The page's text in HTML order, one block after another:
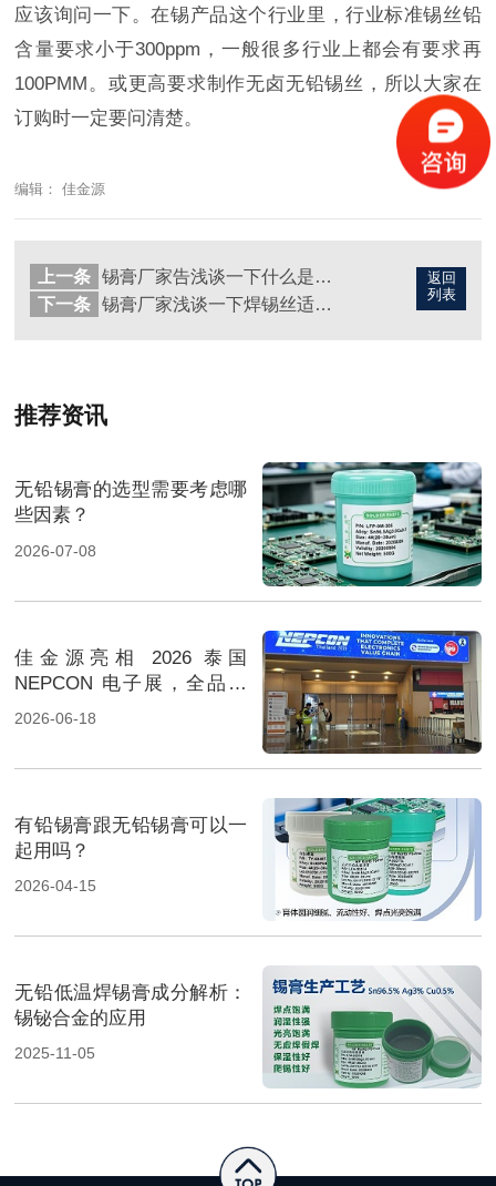
应该询问一下。在锡产品这个行业里，行业标准锡丝铅
含量要求小于300ppm，一般很多行业上都会有要求再
100PMM。或更高要求制作无卤无铅锡丝，所以大家在
订购时一定要问清楚。
编辑： 佳金源
返回
列表
上一条
锡膏厂家告浅谈一下什么是免清洗无铅焊锡丝?
下一条
锡膏厂家浅谈一下焊锡丝适合焊接哪些材料？
推荐资讯
无铅锡膏的选型需要考虑哪
些因素？
2026-07-08
佳金源亮相 2026 泰国
NEPCON 电子展，全品类
焊料重磅展出，高性能锡膏
2026-06-18
有铅锡膏跟无铅锡膏可以一
起用吗？
2026-04-15
无铅低温焊锡膏成分解析：
锡铋合金的应用
2025-11-05